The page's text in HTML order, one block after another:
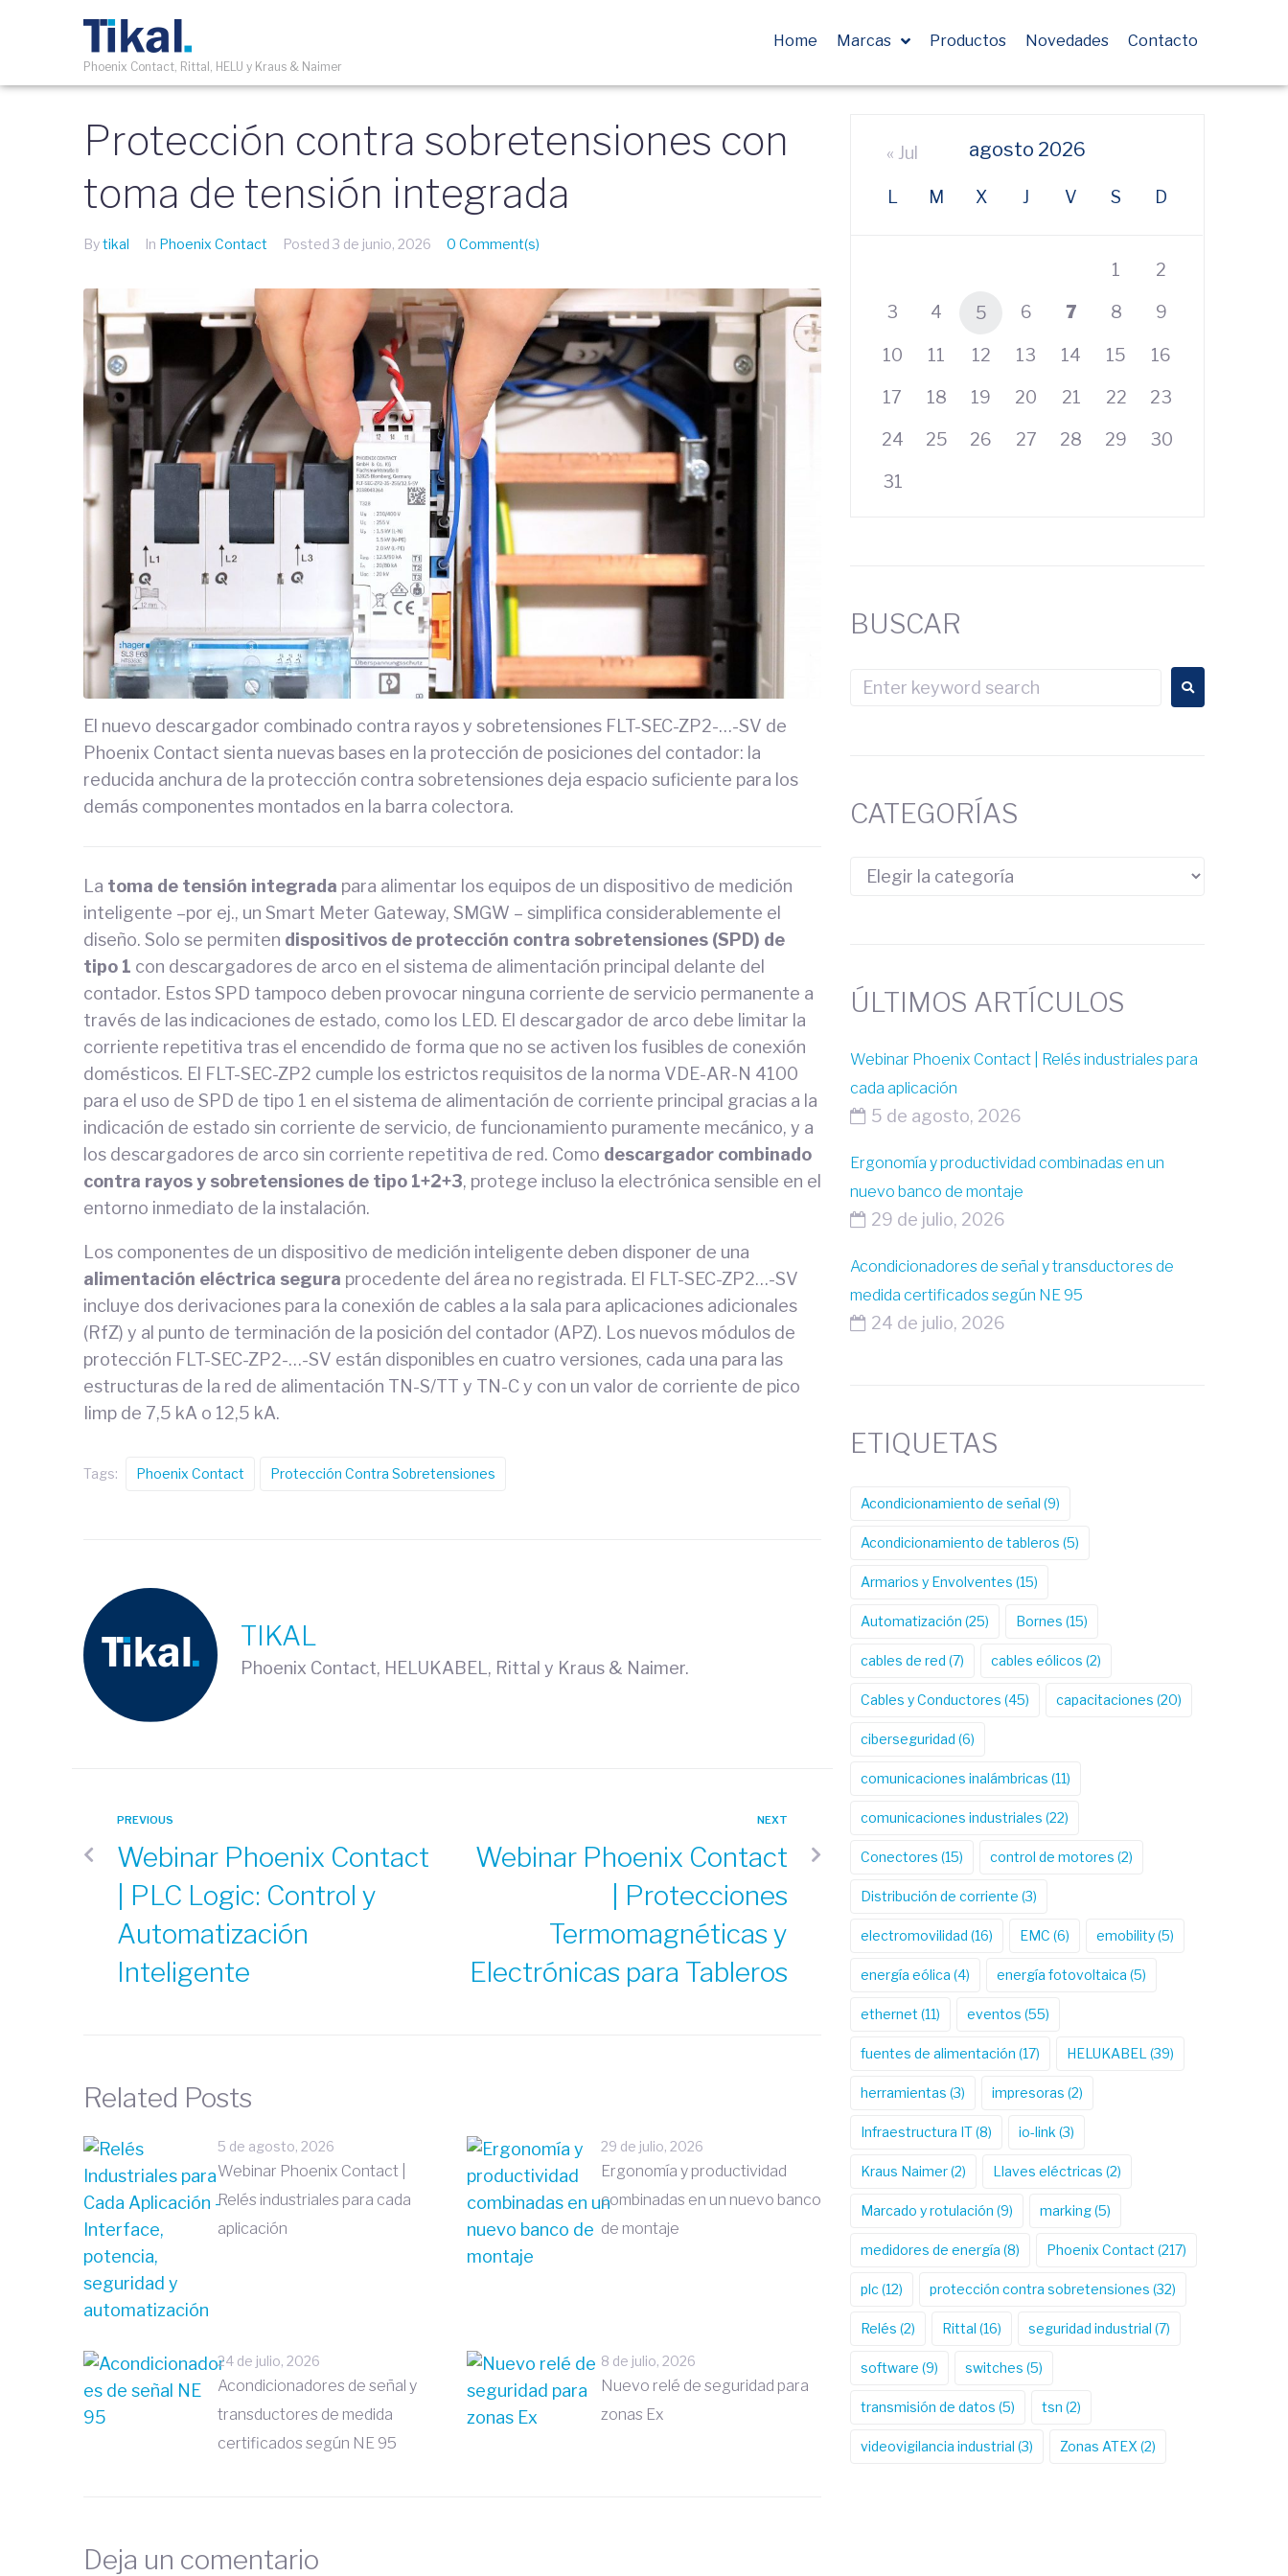
Phoenix Contact, Rittal, HELU y Kraus & Naimer
Home Marcas Productos Novedades Contacto
Protección contra sobretensiones con
toma de tensión integrada
Bytikal In Phoenix Contact Posted 3 de junio, 2026 0 Comment(s)
El nuevo descargador combinado contra rayos y sobretensiones FLT-SEC-ZP2-…-SV de
Phoenix Contact sienta nuevas bases en la protección de posiciones del contador: la
reducida anchura de la protección contra sobretensiones deja espacio suficiente para los
demás componentes montados en la barra colectora.
La toma de tensión integrada para alimentar los equipos de un dispositivo de medición
inteligente –por ej., un Smart Meter Gateway, SMGW – simplifica considerablemente el
diseño. Solo se permiten dispositivos de protección contra sobretensiones (SPD) de
tipo 1 con descargadores de arco en el sistema de alimentación principal delante del
contador. Estos SPD tampoco deben provocar ninguna corriente de servicio permanente a
través de las indicaciones de estado, como los LED. El descargador de arco debe limitar la
corriente repetitiva tras el encendido de forma que no se activen los fusibles de conexión
domésticos. El FLT-SEC-ZP2 cumple los estrictos requisitos de la norma VDE-AR-N 4100
para el uso de SPD de tipo 1 en el sistema de alimentación de corriente principal gracias a la
indicación de estado sin corriente de servicio, de funcionamiento puramente mecánico, y a
los descargadores de arco sin corriente repetitiva de red. Como descargador combinado
contra rayos y sobretensiones de tipo 1+2+3, protege incluso la electrónica sensible en el
entorno inmediato de la instalación.
Los componentes de un dispositivo de medición inteligente deben disponer de una
alimentación eléctrica segura procedente del área no registrada. El FLT-SEC-ZP2…-SV
incluye dos derivaciones para la conexión de cables a la sala para aplicaciones adicionales
(RfZ) y al punto de terminación de la posición del contador (APZ). Los nuevos módulos de
protección FLT-SEC-ZP2-…-SV están disponibles en cuatro versiones, cada una para las
estructuras de la red de alimentación TN-S/TT y TN-C y con un valor de corriente de pico
Iimp de 7,5 kA o 12,5 kA.
Tags: Phoenix Contact Protección Contra Sobretensiones
TIKAL
Phoenix Contact, HELUKABEL, Rittal y Kraus & Naimer.
PREVIOUS
Webinar Phoenix Contact
| PLC Logic: Control y
Automatización
Inteligente
NEXT
Webinar Phoenix Contact
| Protecciones
Termomagnéticas y
Electrónicas para Tableros
Related Posts
5 de agosto, 2026
Webinar Phoenix Contact |
Relés industriales para cada
aplicación
29 de julio, 2026
Ergonomía y productividad
combinadas en un nuevo banco
de montaje
24 de julio, 2026
Acondicionadores de señal y
transductores de medida
certificados según NE 95
8 de julio, 2026
Nuevo relé de seguridad para
zonas Ex
Deja un comentario
agosto 2026
L M X J V S D
« Jul
1 2
3 4 5 6 7 8 9
10 11 12 13 14 15 16
17 18 19 20 21 22 23
24 25 26 27 28 29 30
31
BUSCAR
CATEGORÍAS
ÚLTIMOS ARTÍCULOS
Webinar Phoenix Contact | Relés industriales para
cada aplicación
5 de agosto, 2026
Ergonomía y productividad combinadas en un
nuevo banco de montaje
29 de julio, 2026
Acondicionadores de señal y transductores de
medida certificados según NE 95
24 de julio, 2026
ETIQUETAS
Acondicionamiento de señal (9)
Acondicionamiento de tableros (5)
Armarios y Envolventes (15)
Automatización (25) Bornes (15)
cables de red (7) cables eólicos (2)
Cables y Conductores (45) capacitaciones (20)
ciberseguridad (6)
comunicaciones inalámbricas (11)
comunicaciones industriales (22)
Conectores (15) control de motores (2)
Distribución de corriente (3)
electromovilidad (16) EMC (6) emobility(5)
energía eólica (4) energía fotovoltaica (5)
ethernet (11) eventos (55)
fuentes de alimentación (17) HELUKABEL (39)
herramientas (3) impresoras (2)
Infraestructura IT(8) io-link (3)
Kraus Naimer(2) Llaves eléctricas (2)
Marcado y rotulación (9) marking(5)
medidores de energía (8) Phoenix Contact (217)
plc(12) protección contra sobretensiones (32)
Relés (2) Rittal (16) seguridad industrial (7)
software (9) switches (5)
transmisión de datos (5) tsn (2)
videovigilancia industrial (3) Zonas ATEX (2)